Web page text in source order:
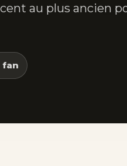
au plus ancien
fan